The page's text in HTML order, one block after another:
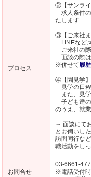
プロセス
②【サンライ
求人条件の
たします
③【ご来社ま
LINEなど
ご来社の際
面談の際は
※併せて履
④【園見学】
見学の日程
また、見学
子ども達の
のうえ、就
～ 面談にて
とお伺いし
訪問同行な
職活動をし
お問合せ
03-6661-
※電話受付